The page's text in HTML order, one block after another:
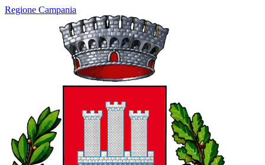
Regione Campania